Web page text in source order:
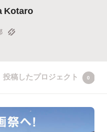
Kotaro
投稿したプロジェクト 0